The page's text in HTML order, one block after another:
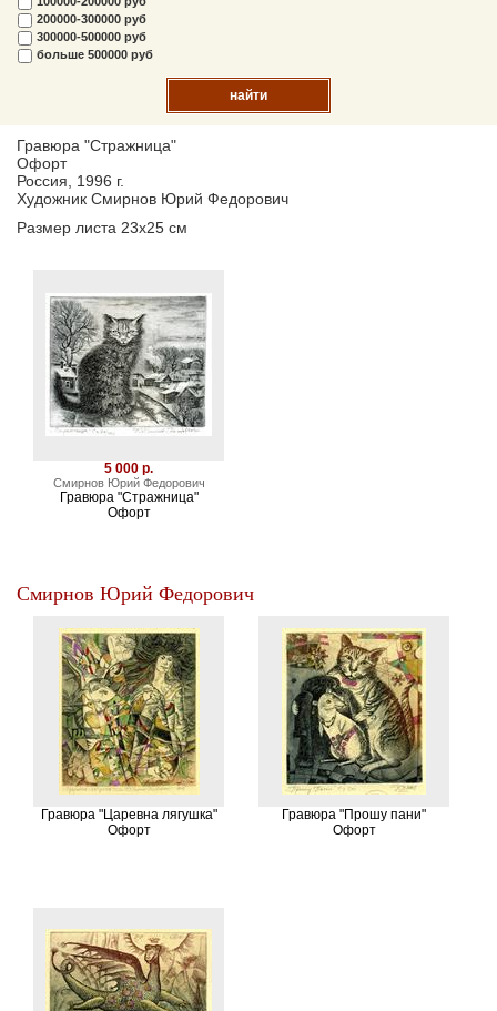
200000-300000 руб
300000-500000 руб
больше 500000 руб
найти
Гравюра "Стражница"
Офорт
Россия, 1996 г.
Художник Смирнов Юрий Федорович
Размер листа 23х25 см
5 000 р.
Смирнов Юрий Федорович
Гравюра "Стражница"
Офорт
Смирнов Юрий Федорович
Гравюра "Царевна лягушка"
Офорт
Гравюра "Прошу пани"
Офорт